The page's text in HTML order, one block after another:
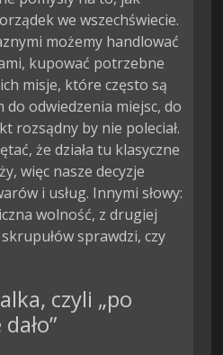
we wszechświecie.
możemy handlować
kupować potrzebne
misje, które często są
odwiedzenia miejsc, do
rozsądny by nie poleciał.
że działa tu klasyczne
więc nasze decyzje
i usług. Innymi słowy:
wolność, z drugiej
sprawdzi, czy
czyli „po